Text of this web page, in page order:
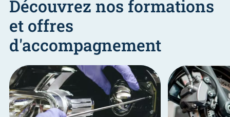
Découvrez nos formations
et offres
d'accompagnement